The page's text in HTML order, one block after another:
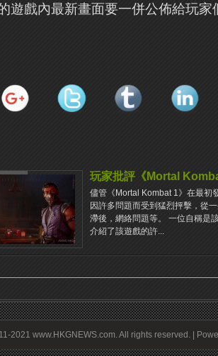
遊戲內最新畫面要一併公佈給玩家
玩家批評《Mortal
儘管《Mortal Kombat 1》在最初
因許多問題而受到猛烈抨擊，從
滯後，網絡問題等。 一位自稱是
介紹了該遊戲的許...
2021 www.HKGNEWS.com. All rights reserved. |